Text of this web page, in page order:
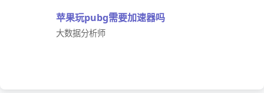
苹果玩pubg需要加速器吗
大数据分析师